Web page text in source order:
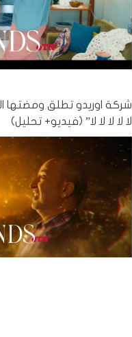
شركة اوريدو تطلق ومضتها
لا لا لا لا لا” (فيديو+ تحليل)